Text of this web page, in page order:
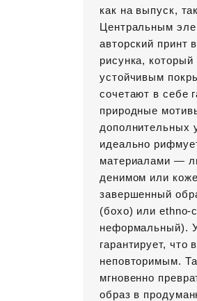
как на выпуск,
Центральным
авторский принт
рисунка,
устойчивым
сочетают в себе
природные
дополнительных
идеально
материалами —
денимом или
завершенный
(бохо) или ethno-
неформальный).
гарантирует, что
неповторимым.
мгновенно
образ в